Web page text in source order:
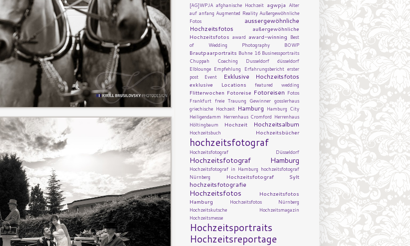
[AG]WPJA afghanische Hochzeit agwpja Alter
auf anfang Augmented Reality Außergewöhnliche
Fotos
aussergewöhnliche
Hochzeitsfotos
außergewöhnliche
Hochzeitsfotos award award-winning Best
of Wedding Photography
BOWP
Brautpaarportraits Buhne 16 Businessportraits
Chuppah
Coaching Dusseldorf
düsseldorf
Elblounge Empfehlung Erfahrungsbericht erster
post
Event Exklusive Hochzeitsfotos
exklusive Locations featured wedding
Flitterwochen Fotoreise Fotoreisen Fotos
Frankfurt freie Trauung Gewinner gosslerhaus
griechische Hochzeit Hamburg Hamburg City
Heiligendamm Herrenhaus Cromford Herrenhaus
Höltingbaum
Hochzeit Hochzeitsalbum
Hochzeitsbuch Hochzeitsbücher
hochzeitsfotograf
Hochzeitsfotograf Düsseldorf
Hochzeitsfotograf Hamburg
Hochzeitsfotograf in Hamburg hochzeitsfotograf
Nürnberg
Hochzeitsfotograf Sylt
hochzeitsfotografie
Hochzeitsfotos
Hochzeitsfotos
Hamburg
Hochzeitsfotos Nürnberg
Hochzeitskutsche
Hochzeitsmagazin
Hochzeitsmesse
Hochzeitsportraits
Hochzeitsreportage